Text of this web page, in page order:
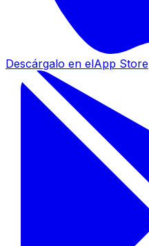
Descárgalo en elApp Store